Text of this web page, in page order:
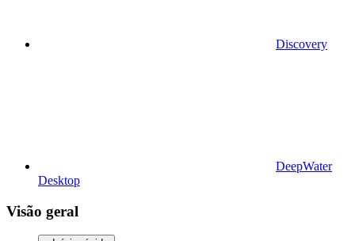
Discovery
DeepWater
Desktop
Visão geral